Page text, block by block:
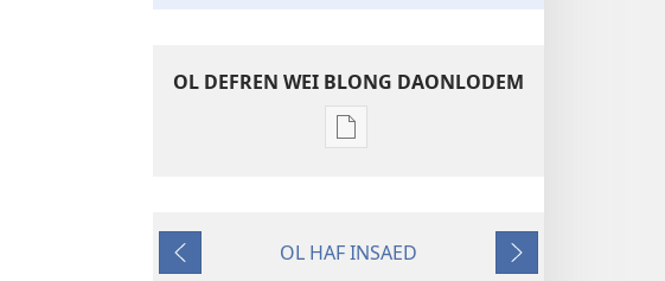
OL DEFREN WEI BLONG DAONLODEM
Ol
daonlodem
Gobak
OL HAF INSAED
Nekiswan